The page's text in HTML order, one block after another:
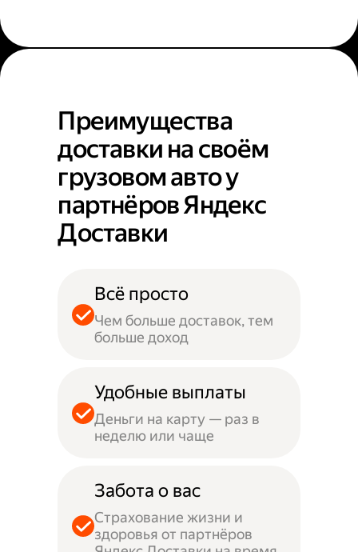
Преимущества
доставки на своём
грузовом авто у
партнёров Яндекс
Доставки
Всё просто
Чем больше доставок, тем
больше доход
Удобные выплаты
Деньги на карту — раз в
неделю или чаще
Забота о вас
Страхование жизни и
здоровья от партнёров